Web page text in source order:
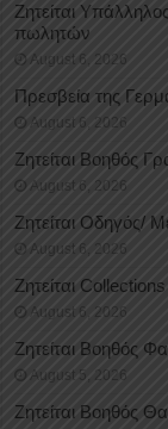
Ζητείται
πωλητών
August 6, 2026
Πρεσβεία της
August 6, 2026
Ζητείται Βοηθός
August 6, 2026
Ζητείται Οδηγός/
August 6, 2026
Ζητείται
August 6, 2026
Ζητείται Βοηθός
August 5, 2026
Ζητείται Βοηθός